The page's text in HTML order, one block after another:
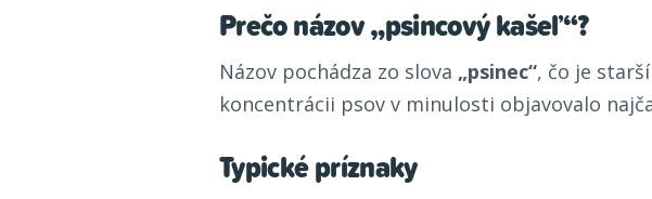
Prečo názov „psincový kašeľ“?
Názov pochádza zo slova „psinec“, čo je
koncentrácii psov v minulosti objavovalo
Typické príznaky